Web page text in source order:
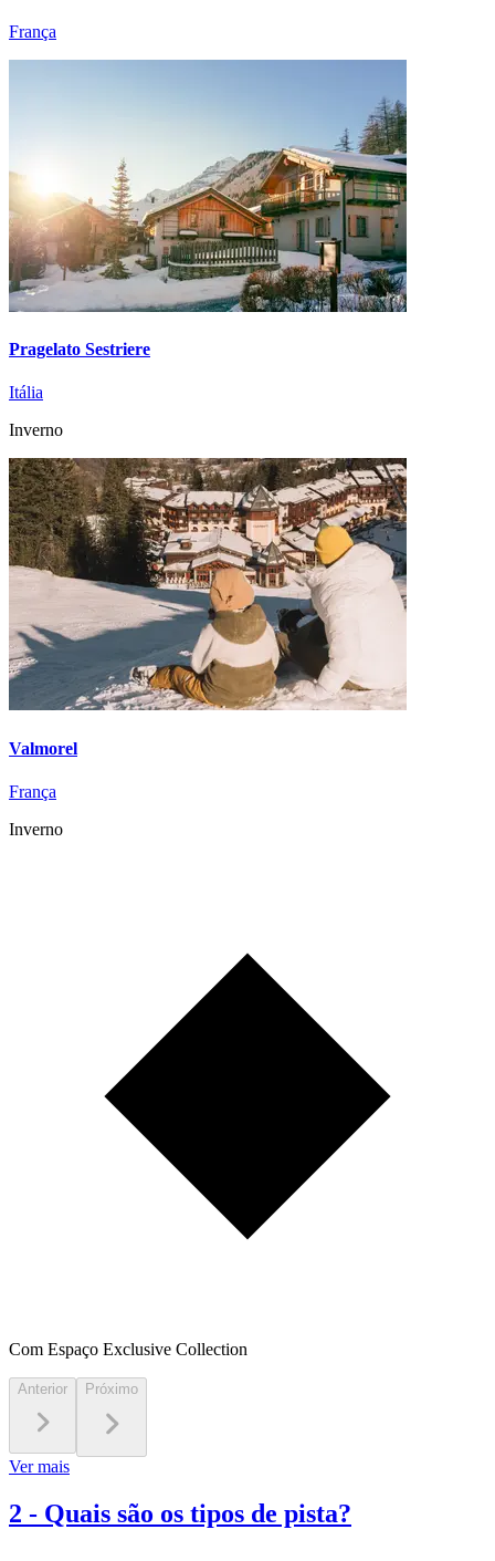
França
Pragelato Sestriere
Itália
Inverno
Valmorel
França
Inverno
Com Espaço Exclusive Collection
Anterior Próximo
Ver mais
2 - Quais são os tipos de pista?